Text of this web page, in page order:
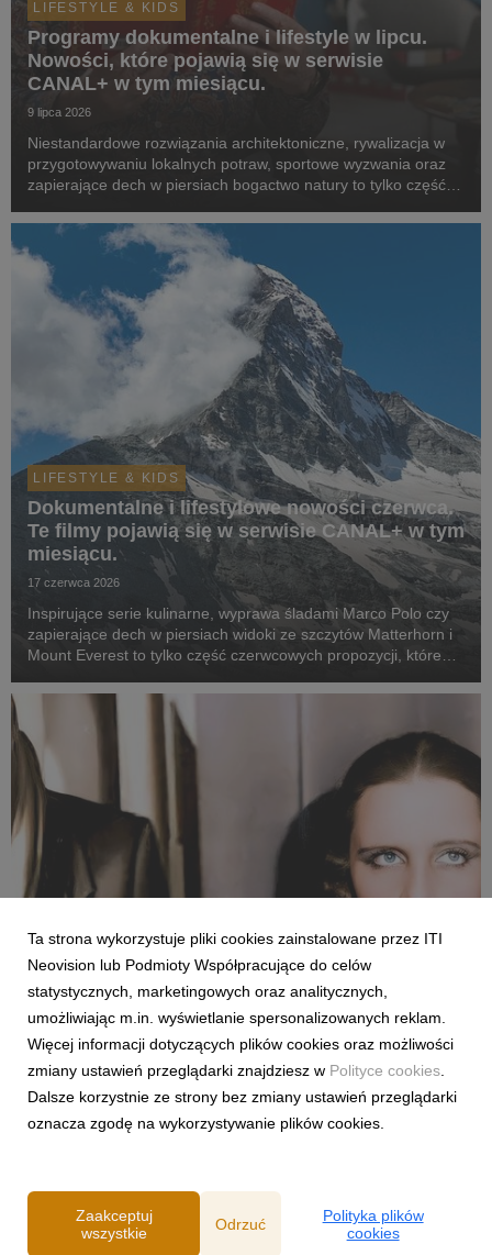
LIFESTYLE & KIDS
Programy dokumentalne i lifestyle w lipcu.
Nowości, które pojawią się w serwisie
CANAL+ w tym miesiącu.
9 lipca 2026
Niestandardowe rozwiązania architektoniczne, rywalizacja w
przygotowywaniu lokalnych potraw, sportowe wyzwania oraz
zapierające dech w piersiach bogactwo natury to tylko część z
w serwisie w lipcu.
LIFESTYLE & KIDS
Dokumentalne i lifestylowe nowości czerwca.
Te filmy pojawią się w serwisie CANAL+ w tym
miesiącu.
17 czerwca 2026
Inspirujące serie kulinarne, wyprawa śladami Marco Polo czy
zapierające dech w piersiach widoki ze szczytów Matterhorn i
Mount Everest to tylko część czerwcowych propozycji, które
LIFESTYLE & KIDS
Dokumenty i programy lifestyle, które pojawiły
się w maju w CANAL+.
27 maja 2026
Opowieść o talencie Tamary Łempickiej, fascynujące wyzwania
architektoniczne, historia II wojny światowej w ujęciu
ekonomicznym czy podróż Evy Longorii przez Hiszpanię to
Ta strona wykorzystuje pliki cookies zainstalowane przez ITI
Neovision lub Podmioty Współpracujące do celów
statystycznych, marketingowych oraz analitycznych,
umożliwiając m.in. wyświetlanie spersonalizowanych reklam.
Więcej informacji dotyczących plików cookies oraz możliwości
zmiany ustawień przeglądarki znajdziesz w Polityce cookies
Dalsze korzystnie ze strony bez zmiany ustawień przeglądarki
oznacza zgodę na wykorzystywanie plików cookies.
Zaakceptuj
wszystkie
Odrzuć
Polityka plików
cookies